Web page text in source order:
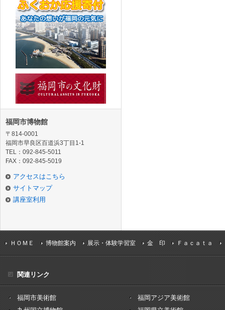
福岡市博物館
〒814-0001
福岡市早良区百道浜3丁目1-1
TEL：092-845-5011
FAX：092-845-5019
アクセスはこちら
サイトマップ
講座室利用
ＨＯＭＥ 博物館案内 展示・体験学習室 金 印 Ｆａｃａｔａ
関連リンク
福岡市美術館
福岡アジア美術館